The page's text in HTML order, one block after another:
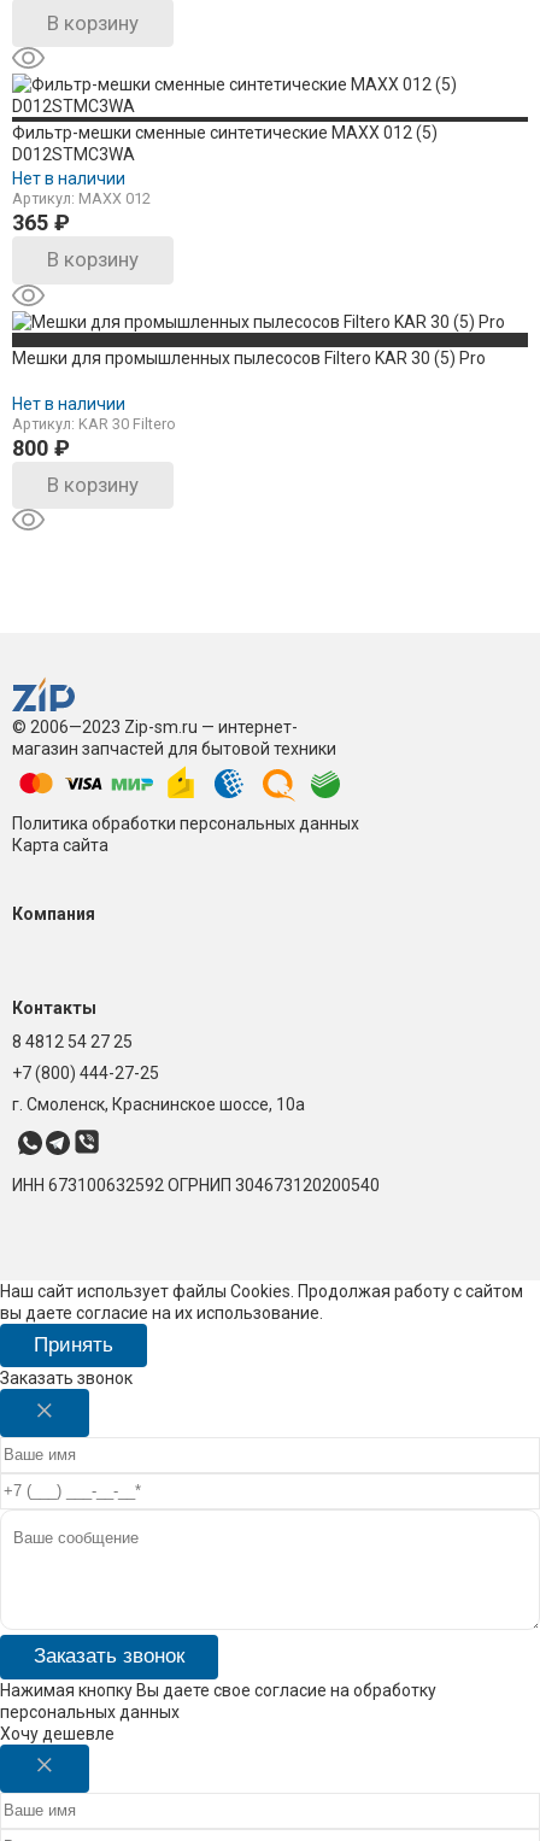
В корзину
Фильтр-мешки сменные синтетические MAXX 012 (5)
D012STMC3WA
Нет в наличии
Артикул: MAXX 012
365 ₽
В корзину
Мешки для промышленных пылесосов Filtero KAR 30 (5) Pro
Нет в наличии
Артикул: KAR 30 Filtero
800 ₽
В корзину
© 2006—2023 Zip-sm.ru — интернет-
магазин запчастей для бытовой техники
Политика обработки персональных данных
Карта сайта
Компания
Контакты
8 4812 54 27 25
+7 (800) 444-27-25
г. Смоленск, Краснинское шоссе, 10а
ИНН 673100632592 ОГРНИП 304673120200540
Наш сайт использует файлы Cookies. Продолжая работу с сайтом
вы даете согласие на их использование.
Принять
Заказать звонок
Заказать звонок
Нажимая кнопку Вы даете свое согласие на обработку
персональных данных
Хочу дешевле